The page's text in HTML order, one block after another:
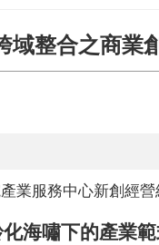
域整合之商業
業服務中心新創經營
海嘯下的產業